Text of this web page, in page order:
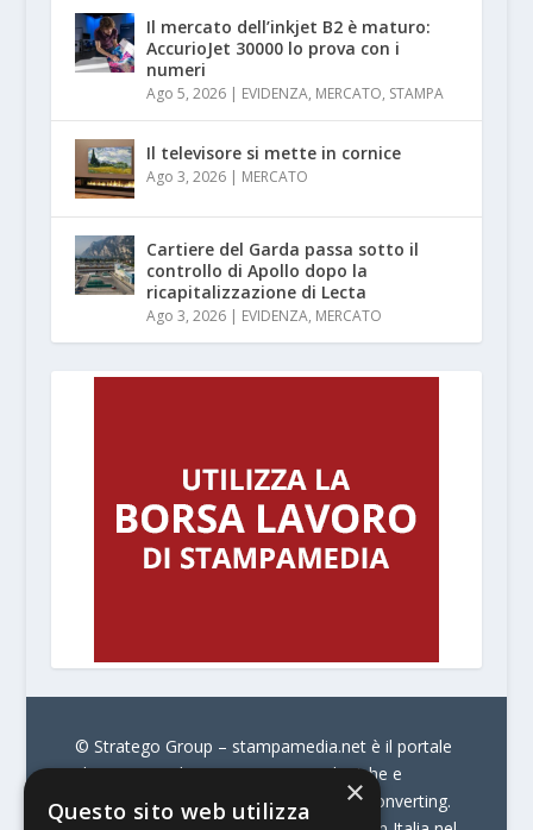
Il mercato dell’inkjet B2 è maturo:
AccurioJet 30000 lo prova con i
numeri
Ago 5, 2026| EVIDENZA, MERCATO, STAMPA
Il televisore si mette in cornice
Ago 3, 2026| MERCATO
Cartiere del Garda passa sotto il
controllo di Apollo dopo la
ricapitalizzazione di Lecta
Ago 3, 2026| EVIDENZA, MERCATO
© Stratego Group – stampamedia.net è il portale
che racconta le innovazioni tecnologiche e
l’attualità delle aziende di stampa e di converting.
×
Questo sito web utilizza